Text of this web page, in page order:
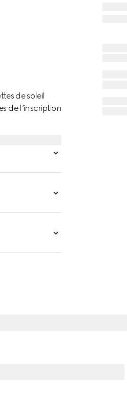
de soleil
de l’inscription